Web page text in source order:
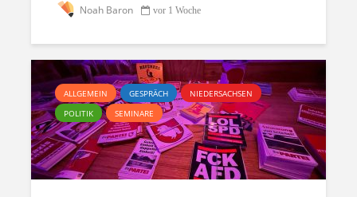
Noah Baron vor 1 Woche
ALLGEMEIN GESPRÄCH
NIEDERSACHSEN
POLITIK
SEMINARE